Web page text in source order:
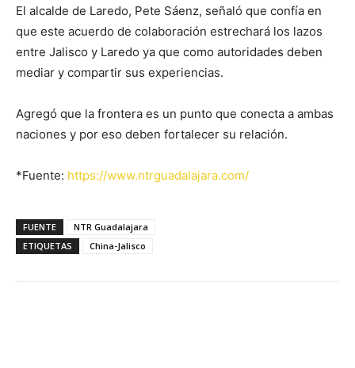
El alcalde de Laredo, Pete Sáenz, señaló que confía en
que este acuerdo de colaboración estrechará los lazos
entre Jalisco y Laredo ya que como autoridades deben
mediar y compartir sus experiencias.
Agregó que la frontera es un punto que conecta a ambas
naciones y por eso deben fortalecer su relación.
*Fuente: https://www.ntrguadalajara.com/
FUENTE
NTR Guadalajara
ETIQUETAS
China-Jalisco